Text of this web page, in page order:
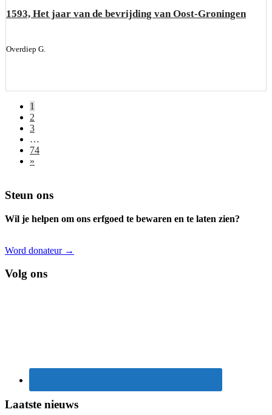
1593, Het jaar van de bevrijding van Oost-Groningen
Overdiep G.
1
2
3
…
74
»
Footer
Steun ons
Wil je helpen om ons erfgoed te bewaren en te laten zien?
Word donateur →
Volg ons
Laatste nieuws